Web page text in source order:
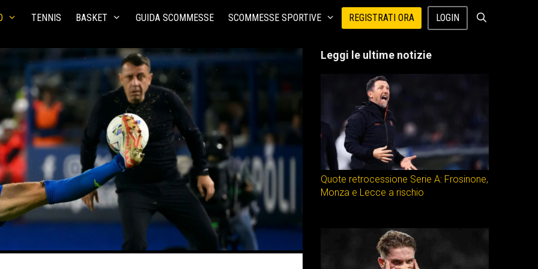
TENNIS BASKET GUIDA SCOMMESSE SCOMMESSE SPORTIVE REGISTRATI ORA LOGIN
Leggi le ultime notizie
Quote retrocessione Serie A: Frosinone,
Monza e Lecce a rischio